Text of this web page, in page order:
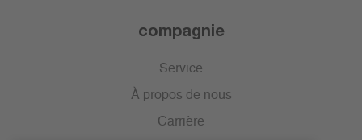
compagnie
Service
À propos de nous
Carrière